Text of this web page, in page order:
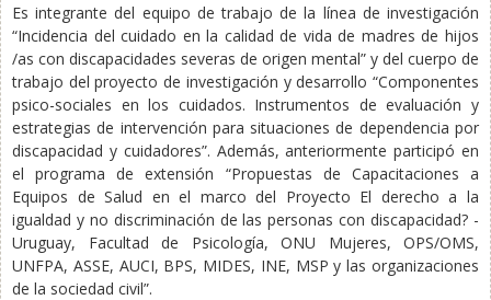
Es integrante del equipo de trabajo de la línea de investigación
“Incidencia del cuidado en la calidad de vida de madres de hijos
/as con discapacidades severas de origen mental” y del cuerpo de
trabajo del proyecto de investigación y desarrollo “Componentes
psico-sociales en los cuidados. Instrumentos de evaluación y
estrategias de intervención para situaciones de dependencia por
discapacidad y cuidadores”. Además, anteriormente participó en
el programa de extensión “Propuestas de Capacitaciones a
Equipos de Salud en el marco del Proyecto El derecho a la
igualdad y no discriminación de las personas con discapacidad? -
Uruguay, Facultad de Psicología, ONU Mujeres, OPS/OMS,
UNFPA, ASSE, AUCI, BPS, MIDES, INE, MSP y las organizaciones
de la sociedad civil”.